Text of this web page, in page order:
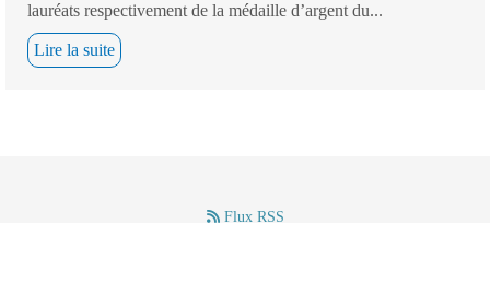
lauréats respectivement de la médaille d’argent du...
Lire la suite
Flux RSS